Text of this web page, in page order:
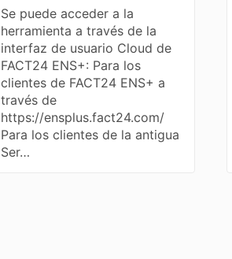
Se puede acceder a la
herramienta a través de la
interfaz de usuario Cloud de
FACT24 ENS+: Para los
clientes de FACT24 ENS+ a
través de
https://ensplus.fact24.com/
Para los clientes de la antigua
Ser…